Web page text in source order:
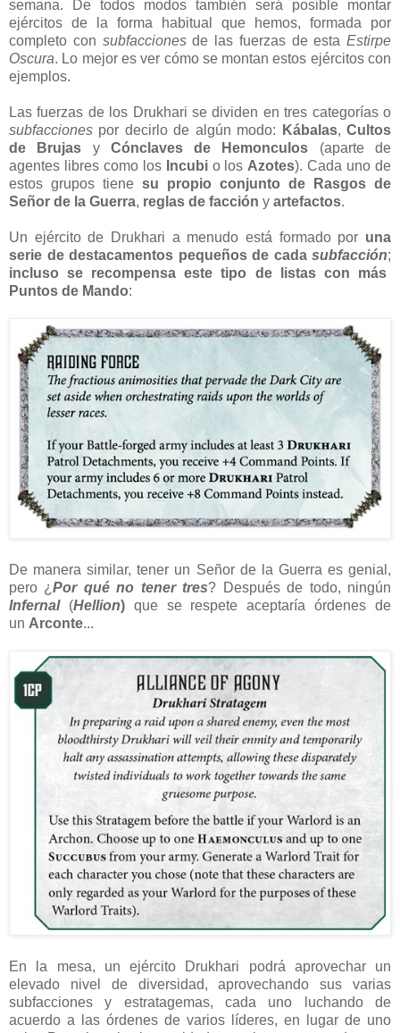
semana. De todos modos también será posible montar
ejércitos de la forma habitual que hemos, formada por
completo con subfaccionesde las fuerzas de esta Estirpe
Oscura. Lo mejor es ver cómo se montan estos ejércitos con
ejemplos.
Las fuerzas de los Drukhari se dividen en tres categorías o
subfacciones por decirlo de algún modo: Kábalas,Cultos
de Brujas y Cónclaves de Hemonculos (aparte de
agentes libres como los Incubio los Azotes). Cada uno de
estos grupos tiene su propio conjunto de Rasgos de
Señor de la Guerra, reglas de facción y artefactos.
Un ejército de Drukhari a menudo está formado por una
serie de destacamentos pequeños de cada subfacción;
incluso se recompensa este tipo de listas con más
Puntos de Mando:
De manera similar, tener un Señor de la Guerra es genial,
pero ¿Por qué no tener tres? Después de todo, ningún
Infernal (Hellion)que se respete aceptaría órdenes de
un Arconte...
En la mesa, un ejército Drukhari podrá aprovechar un
elevado nivel de diversidad, aprovechando sus varias
subfacciones y estratagemas, cada uno luchando de
acuerdo a las órdenes de varios líderes, en lugar de uno